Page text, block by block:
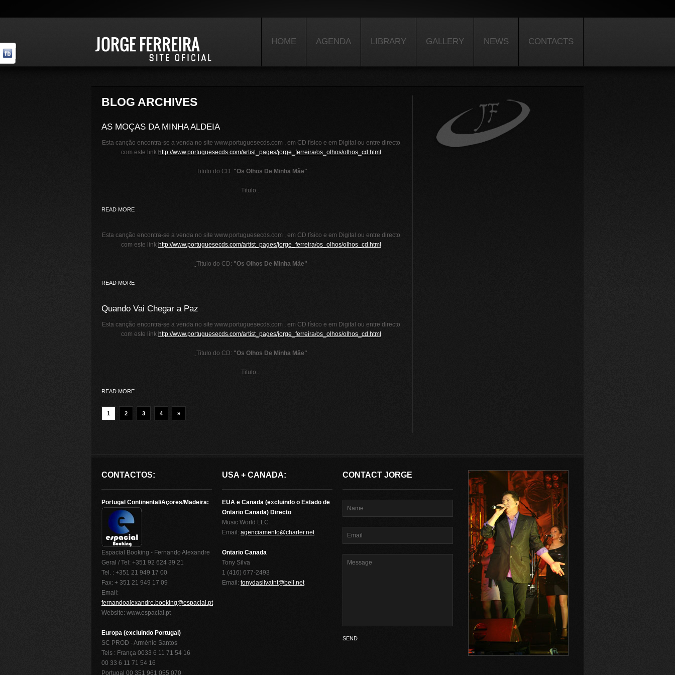
HOME AGENDA LIBRARY GALLERY NEWS CONTACTS
BLOG ARCHIVES
AS MOÇAS DA MINHA ALDEIA
Esta canção encontra-se a venda no site www.portuguesecds.com , em CD físico e em Digital ou entre directo
com este link http://www.portuguesecds.com/artist_pages/jorge_ferreira/os_olhos/olhos_cd.html
Titulo do CD: "Os Olhos De Minha Mãe"
Titulo...
READ MORE
Esta canção encontra-se a venda no site www.portuguesecds.com , em CD físico e em Digital ou entre directo
com este link http://www.portuguesecds.com/artist_pages/jorge_ferreira/os_olhos/olhos_cd.html
Titulo do CD: "Os Olhos De Minha Mãe"
READ MORE
Quando Vai Chegar a Paz
Esta canção encontra-se a venda no site www.portuguesecds.com , em CD físico e em Digital ou entre directo
com este link http://www.portuguesecds.com/artist_pages/jorge_ferreira/os_olhos/olhos_cd.html
Titulo do CD: "Os Olhos De Minha Mãe"
Titulo...
READ MORE
1 2 3 4 »
CONTACTOS:
Portugal Continental/Açores/Madeira:
Espacial Booking - Fernando Alexandre
Geral / Tel: +351 92 624 39 21
Tel. : +351 21 949 17 00
Fax: + 351 21 949 17 09
Email:
fernandoalexandre.booking@espacial.pt
Website: www.espacial.pt
Europa (excluindo Portugal)
SC PROD - Arménio Santos
Tels : França 0033 6 11 71 54 16
00 33 6 11 71 54 16
Portugal 00 351 961 055 070
USA + CANADA:
EUA e Canada (excluindo o Estado de
Ontario Canada) Directo
Music World LLC
Email: agenciamento@charter.net
Ontario Canada
Tony Silva
1 (416) 677-2493
Email: tonydasilvatnt@bell.net
CONTACT JORGE